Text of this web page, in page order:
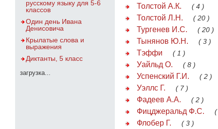
русскому языку для 5-6
классов
Один день Ивана
Денисовича
Крылатые слова и
выражения
Диктанты, 5 класс
загрузка...
Толстой А.К. ( 4 )
Толстой Л.Н. ( 20 )
Тургенев И.С. ( 20 )
Тынянов Ю.Н. ( 3 )
Тэффи ( 1 )
Уайльд О. ( 8 )
Успенский Г.И. ( 2 )
Уэллс Г. ( 7 )
Фадеев А.А. ( 2 )
Фицджеральд Ф.С.
Флобер Г. ( 3 )